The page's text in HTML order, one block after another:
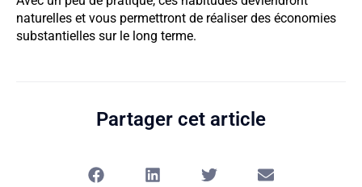
naturelles et vous permettront de réaliser des économies
substantielles sur le long terme.
Partager cet article